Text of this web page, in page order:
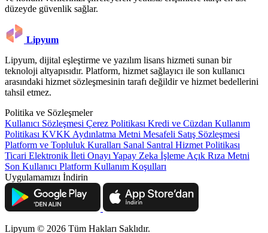
düzeyde güvenlik sağlar.
Lipyum
Lipyum, dijital eşleştirme ve yazılım lisans hizmeti sunan bir
teknoloji altyapısıdır. Platform, hizmet sağlayıcı ile son kullanıcı
arasındaki hizmet sözleşmesinin tarafı değildir ve hizmet bedellerini
tahsil etmez.
Politika ve Sözleşmeler
Kullanıcı Sözleşmesi Çerez Politikası Kredi ve Cüzdan Kullanım
Politikası KVKK Aydınlatma Metni Mesafeli Satış Sözleşmesi
Platform ve Topluluk Kuralları Sanal Santral Hizmet Politikası
Ticari Elektronik İleti Onayı Yapay Zeka İşleme Açık Rıza Metni
Son Kullanıcı Platform Kullanım Koşulları
Uygulamamızı İndirin
Lipyum © 2026 Tüm Hakları Saklıdır.